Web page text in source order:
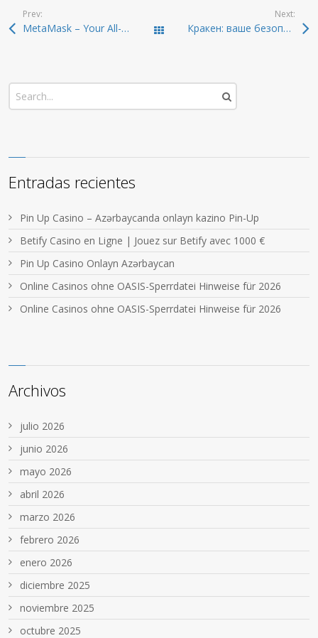
Prev:
MetaMask – Your All-in-One Crypto Wallet and Extension Todas las entradas
Next:
Кракен: ваше безопасное путешествие в даркнет 2026
Entradas recientes
Pin Up Casino – Azərbaycanda onlayn kazino Pin-Up
Betify Casino en Ligne | Jouez sur Betify avec 1000 €
Pin Up Casino Onlayn Azərbaycan
Online Casinos ohne OASIS-Sperrdatei Hinweise für 2026
Online Casinos ohne OASIS-Sperrdatei Hinweise für 2026
Archivos
julio 2026
junio 2026
mayo 2026
abril 2026
marzo 2026
febrero 2026
enero 2026
diciembre 2025
noviembre 2025
octubre 2025